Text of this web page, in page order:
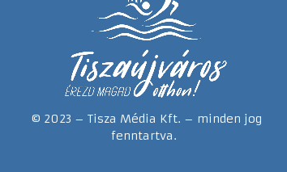
© 2023 – Tisza Média Kft. – minden jog
fenntartva.